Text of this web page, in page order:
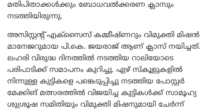
മതിപിതാക്കൾക്കും ബോധവൽക്കരണ ക്ലാസും
നടത്തിയിരുന്നു.
അസിസ്റ്റന്റ് എക്‌സൈസ് കമ്മീഷ്ണറും വിമുക്തി മിഷൻ
മാനേജറുമായ പി.കെ. ജയരാജ്‌ ആണ് ക്ലാസ് നയിച്ചത്.
ലഹരി വിരുദ്ധ ദിനത്തിൽ നടത്തിയ റാലിയോടെ
പരിപാടിക്ക് സമാപനം കുറിച്ചു. ഏഴ് സ്കൂളുകളിൽ
നിന്നുള്ള കുട്ടികളെ പങ്കെടുപ്പിച്ചു നടത്തിയ പോസ്റ്റർ
മേക്കിങ് മത്സരത്തിൽ വിജയിച്ച കുട്ടികൾക്ക് സാമൂഹ്യ
ശുശ്രൂഷ സമിതിയും വിമുക്തി മിഷനുമായി ചേർന്ന്